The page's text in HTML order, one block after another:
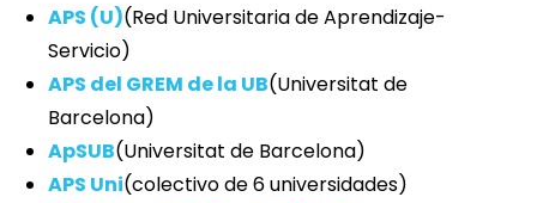
APS (U)(Red Universitaria de Aprendizaje-
Servicio)
APS del GREM de la UB(Universitat de
Barcelona)
ApSUB(Universitat de Barcelona)
APS Uni(colectivo de 6 universidades)